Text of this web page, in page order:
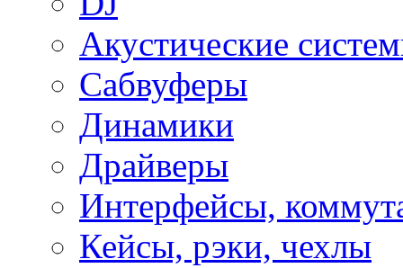
Акустические
Сабвуферы
Динамики
Драйверы
Интерфейсы,
Кейсы, рэки, чехлы